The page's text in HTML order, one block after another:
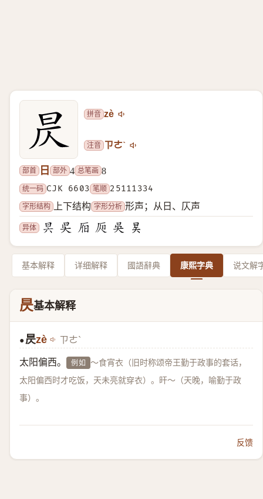
拼音 zè
注音 ㄗㄜˋ
部首 日 部外 4 总笔画 8
统一码 CJK 6603 笔顺 25111334
字形结构
上下结构 字形分析 形声；从日、仄声
异体
基本解释 详细解释 國語辭典 康熙字典 说文解
昃基本解释
● 昃zè ㄗㄜˋ
太阳偏西。 例如 ～食宵衣（旧时称颂帝王勤于政事的套话，
太阳偏西时才吃饭，天未亮就穿衣）。旰～（天晚，喻勤于政
事）。
反馈